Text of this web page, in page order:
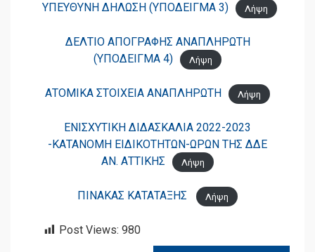
ΥΠΕΥΘΥΝΗ ΔΗΛΩΣΗ (ΥΠΟΔΕΙΓΜΑ 3) Λήψη
ΔΕΛΤΙΟ ΑΠΟΓΡΑΦΗΣ ΑΝΑΠΛΗΡΩΤΗ
(ΥΠΟΔΕΙΓΜΑ 4)
Λήψη
ΑΤΟΜΙΚΑ ΣΤΟΙΧΕΙΑ ΑΝΑΠΛΗΡΩΤΗ Λήψη
ΕΝΙΣΧΥΤΙΚΗ ΔΙΔΑΣΚΑΛΙΑ 2022-2023
-ΚΑΤΑΝΟΜΗ ΕΙΔΙΚΟΤΗΤΩΝ-ΩΡΩΝ ΤΗΣ ΔΔΕ
ΑΝ. ΑΤΤΙΚΗΣ
Λήψη
ΠΙΝΑΚΑΣ ΚΑΤΑΤΑΞΗΣ Λήψη
Post Views: 980